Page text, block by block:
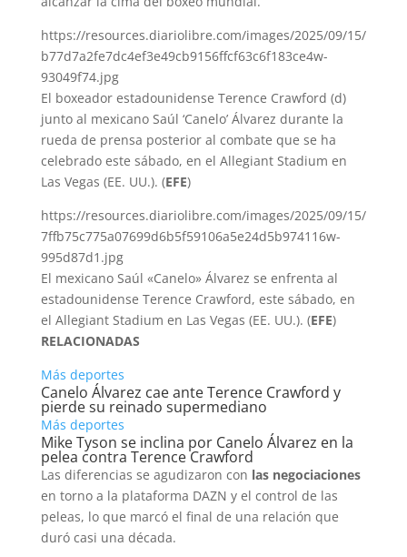
https://resources.diariolibre.com/images/2025/09/15/
b77d7a2fe7dc4ef3e49cb9156ffcf63c6f183ce4w-
93049f74.jpg
El boxeador estadounidense Terence Crawford (d)
junto al mexicano Saúl ‘Canelo’ Álvarez durante la
rueda de prensa posterior al combate que se ha
celebrado este sábado, en el Allegiant Stadium en
Las Vegas (EE. UU.). (EFE)
https://resources.diariolibre.com/images/2025/09/15/
7ffb75c775a07699d6b5f59106a5e24d5b974116w-
995d87d1.jpg
El mexicano Saúl «Canelo» Álvarez se enfrenta al
estadounidense Terence Crawford, este sábado, en
el Allegiant Stadium en Las Vegas (EE. UU.). (EFE)
RELACIONADAS
Más deportes
Canelo Álvarez cae ante Terence Crawford y
pierde su reinado supermediano
Más deportes
Mike Tyson se inclina por Canelo Álvarez en la
pelea contra Terence Crawford
Las diferencias se agudizaron con las negociaciones
en torno a la plataforma DAZN y el control de las
peleas, lo que marcó el final de una relación que
duró casi una década.